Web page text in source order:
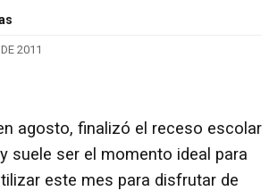
2011
agosto, finalizó el receso escolar
suele ser el momento ideal para
este mes para disfrutar de